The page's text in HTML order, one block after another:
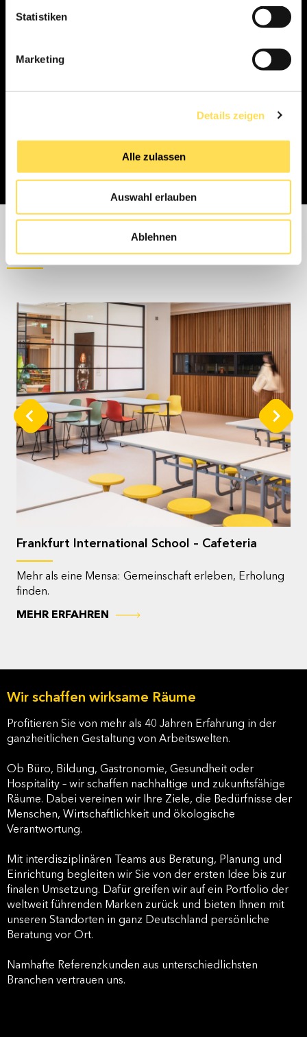
Statistiken
Marketing
Details zeigen
Alle zulassen
Auswahl erlauben
Ablehnen
Diese Referenzen könnten Sie
auch interessieren:
Frankfurt International School – Cafeteria
Mehr als eine Mensa: Gemeinschaft erleben, Erholung
finden.
MEHR ERFAHREN
Wir schaffen wirksame Räume
Profitieren Sie von mehr als 40 Jahren Erfahrung in der
ganzheitlichen Gestaltung von Arbeitswelten.
Ob Büro, Bildung, Gastronomie, Gesundheit oder
Hospitality – wir schaffen nachhaltige und zukunftsfähige
Räume. Dabei vereinen wir Ihre Ziele, die Bedürfnisse der
Menschen, Wirtschaftlichkeit und ökologische
Verantwortung.
Mit interdisziplinären Teams aus Beratung, Planung und
Einrichtung begleiten wir Sie von der ersten Idee bis zur
finalen Umsetzung. Dafür greifen wir auf ein Portfolio der
weltweit führenden Marken zurück und bieten Ihnen mit
unseren Standorten in ganz Deutschland persönliche
Beratung vor Ort.
Namhafte Referenzkunden aus unterschiedlichsten
Branchen vertrauen uns.